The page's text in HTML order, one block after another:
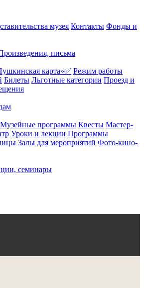
музея Контакты Фонды и
письма
карта»✅ Режим работы
Билеты Льготные категории Проезд и
Музейные программы Квесты Мастер-
Уроки и лекции Программы
Залы для мероприятий Фото-кино-
семинары